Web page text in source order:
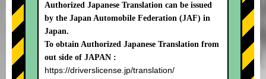
Authorized Japanese Translation can be issued
by the Japan Automobile Federation (JAF) in
Japan.
To obtain Authorized Japanese Translation from
out side of JAPAN :
https://driverslicense.jp/translation/